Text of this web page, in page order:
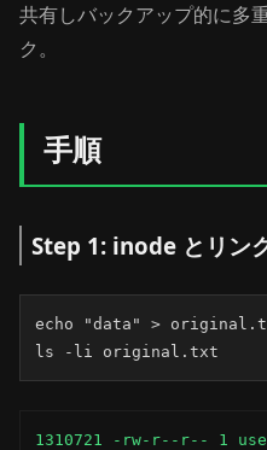
共有しバックアップ的に多
ク。
手順
Step 1: inode とリン
echo "data" >
ls -li original.txt
1310721 -rw-r--r-- 1